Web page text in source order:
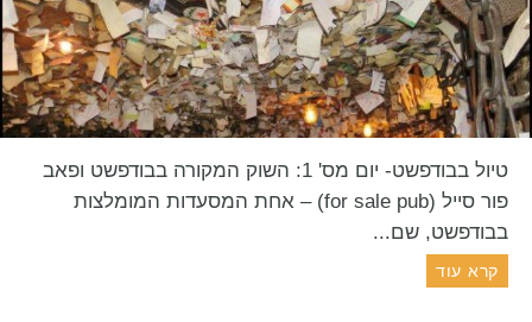
טיול בבודפשט- יום מס' 1: השוק המקורה בבודפשט ופאב
פור סייל (for sale pub) – אחת המסעדות המומלצות
בבודפשט, שם...
קרא עוד